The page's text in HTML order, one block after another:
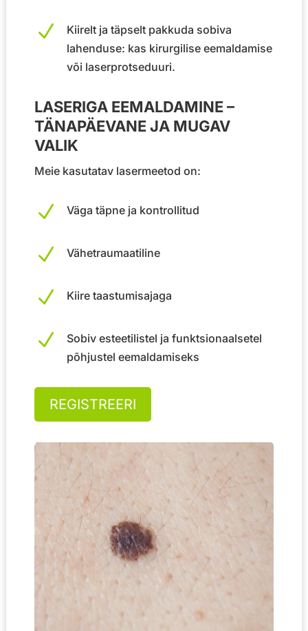
N
Kiirelt ja täpselt pakkuda sobiva
lahenduse: kas kirurgilise eemaldamise
või laserprotseduuri.
LASERIGA EEMALDAMINE –
TÄNAPÄEVANE JA MUGAV
VALIK
Meie kasutatav lasermeetod on:
N Väga täpne ja kontrollitud
N Vähetraumaatiline
N Kiire taastumisajaga
N
Sobiv esteetilistel ja funktsionaalsetel
põhjustel eemaldamiseks
REGISTREERI